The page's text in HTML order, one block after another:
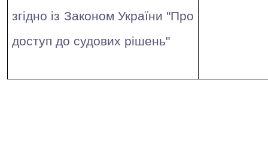
згідно із Законом України "Про
доступ до судових рішень"